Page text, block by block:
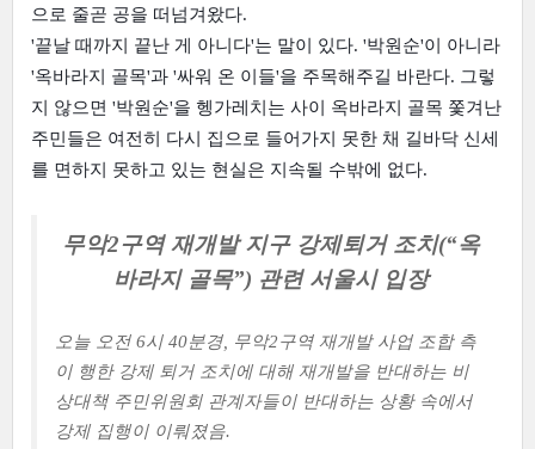
으로 줄곧 공을 떠넘겨왔다.
'끝날 때까지 끝난 게 아니다'는 말이 있다. '박원순'이 아니라
'옥바라지 골목'과 '싸워 온 이들'을 주목해주길 바란다. 그렇
지 않으면 '박원순'을 헹가레치는 사이 옥바라지 골목 쫓겨난
주민들은 여전히 다시 집으로 들어가지 못한 채 길바닥 신세
를 면하지 못하고 있는 현실은 지속될 수밖에 없다.
무악2구역 재개발 지구 강제퇴거 조치(“옥
바라지 골목”) 관련 서울시 입장
오늘 오전 6시 40분경, 무악2구역 재개발 사업 조합 측
이 행한 강제 퇴거 조치에 대해 재개발을 반대하는 비
상대책 주민위원회 관계자들이 반대하는 상황 속에서
강제 집행이 이뤄졌음.